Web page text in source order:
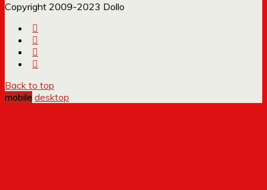
Copyright 2009-2023 Dollo
Back to top
mobile desktop